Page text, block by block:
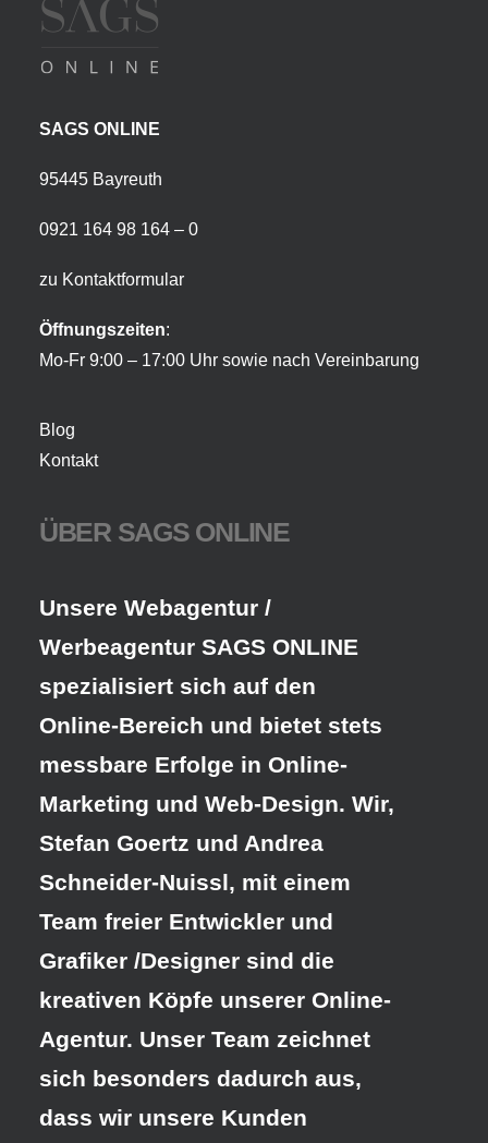
SAGS ONLINE
95445 Bayreuth
0921 164 98 164 – 0
zu Kontaktformular
Öffnungszeiten:
Mo-Fr 9:00 – 17:00 Uhr sowie nach Vereinbarung
Blog
Kontakt
ÜBER SAGS ONLINE
Unsere Webagentur /
Werbeagentur SAGS ONLINE
spezialisiert sich auf den
Online-Bereich und bietet stets
messbare Erfolge in Online-
Marketing und Web-Design. Wir,
Stefan Goertz und Andrea
Schneider-Nuissl, mit einem
Team freier Entwickler und
Grafiker /Designer sind die
kreativen Köpfe unserer Online-
Agentur. Unser Team zeichnet
sich besonders dadurch aus,
dass wir unsere Kunden